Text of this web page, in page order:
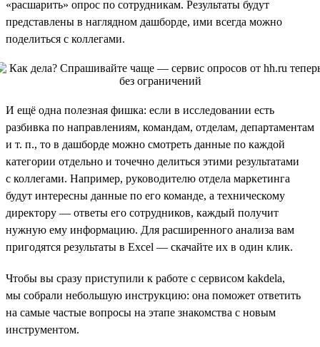
«расшарить» опрос по сотрудникам. Результаты будут
представлены в наглядном дашборде, ими всегда можно
поделиться с коллегами.
И ещё одна полезная фишка: если в исследовании есть
разбивка по направлениям, командам, отделам, департаментам
и т. п., то в дашборде можно смотреть данные по каждой
категории отдельно и точечно делиться этими результатами
с коллегами. Например, руководителю отдела маркетинга
будут интересны данные по его команде, а техническому
директору — ответы его сотрудников, каждый получит
нужную ему информацию. Для расширенного анализа вам
пригодятся результаты в Excel — скачайте их в один клик.
Чтобы вы сразу приступили к работе с сервисом kakdela,
мы собрали небольшую инструкцию: она поможет ответить
на самые частые вопросы на этапе знакомства с новым
инструментом.